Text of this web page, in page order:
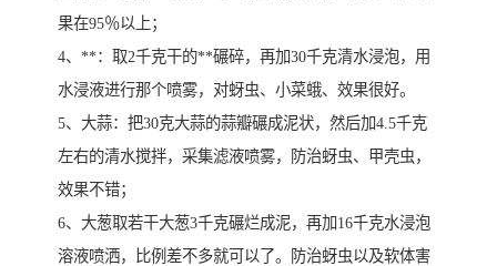
果在95％以上；
4、**：取2千克干的**碾碎，再加30千克清水浸泡，用
水浸液进行那个喷雾，对蚜虫、小菜蛾、效果很好。
5、大蒜：把30克大蒜的蒜瓣碾成泥状，然后加4.5千克
左右的清水搅拌，采集滤液喷雾，防治蚜虫、甲壳虫，
效果不错；
6、大葱取若干大葱3千克碾烂成泥，再加16千克水浸泡
溶液喷洒，比例差不多就可以了。防治蚜虫以及软体害